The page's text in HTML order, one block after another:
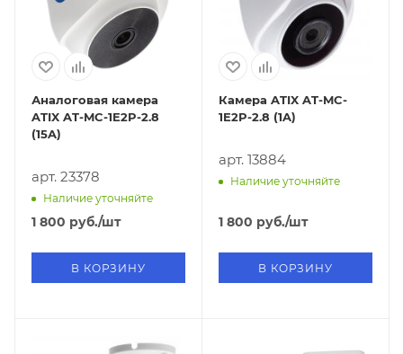
Аналоговая камера
ATIX AT-MC-1E2P-2.8
(15A)
арт. 23378
Наличие уточняйте
1 800 руб./шт
В КОРЗИНУ
Камера ATIX AT-MC-
1E2P-2.8 (1A)
арт. 13884
Наличие уточняйте
1 800 руб./шт
В КОРЗИНУ